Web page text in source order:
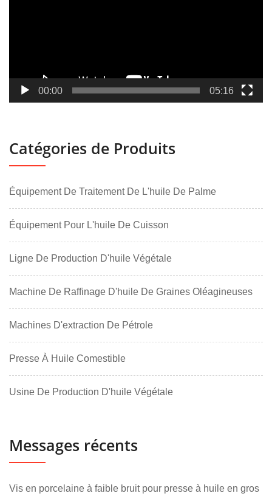
00:00 05:16
Catégories de Produits
Équipement De Traitement De L'huile De Palme
Équipement Pour L'huile De Cuisson
Ligne De Production D'huile Végétale
Machine De Raffinage D'huile De Graines Oléagineuses
Machines D'extraction De Pétrole
Presse À Huile Comestible
Usine De Production D'huile Végétale
Messages récents
Vis en porcelaine à faible bruit pour presse à huile en gros